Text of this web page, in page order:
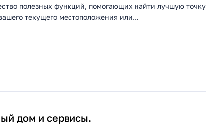
полезных функций, помогающих найти лучшую точку
текущего местоположения или...
дом и сервисы.